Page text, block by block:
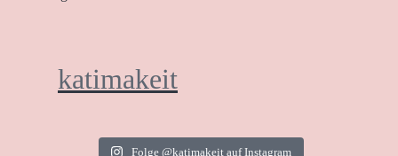
katimakeit
Folge @katimakeit auf Instagram